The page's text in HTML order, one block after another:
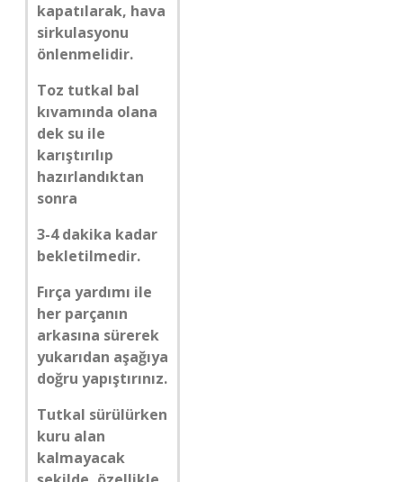
kapatılarak, hava
sirkulasyonu
önlenmelidir.
Toz tutkal bal
kıvamında olana
dek su ile
karıştırılıp
hazırlandıktan
sonra
3-4 dakika kadar
bekletilmedir.
Fırça yardımı ile
her parçanın
arkasına sürerek
yukarıdan aşağıya
doğru yapıştırınız.
Tutkal sürülürken
kuru alan
kalmayacak